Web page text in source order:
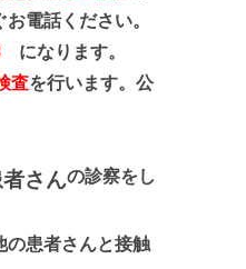
電話ください。
になります。
査を行います。公
さんの診察をし
患者さんと接触